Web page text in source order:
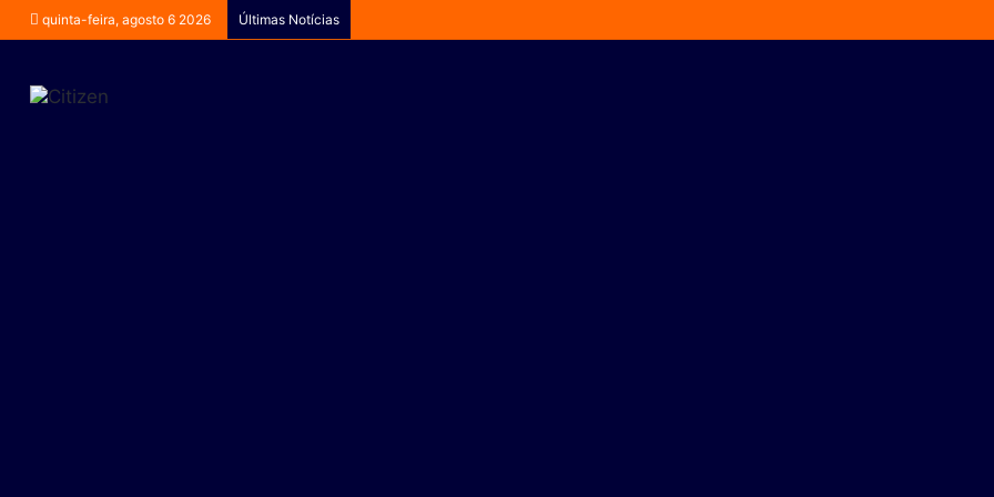
quinta-feira, agosto 6 2026 Últimas Notícias